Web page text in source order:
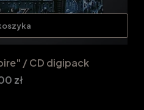
/ CD digipack
zł